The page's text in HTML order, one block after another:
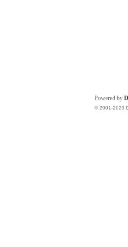
Powered by
© 2001-2023